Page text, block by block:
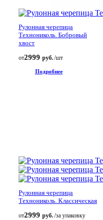
Рулонная черепица
Технониколь. Бобровый
хвост
от2999 руб./шт
Подробнее
Рулонная черепица
Технониколь. Классическая
от2999 руб./за упаковку